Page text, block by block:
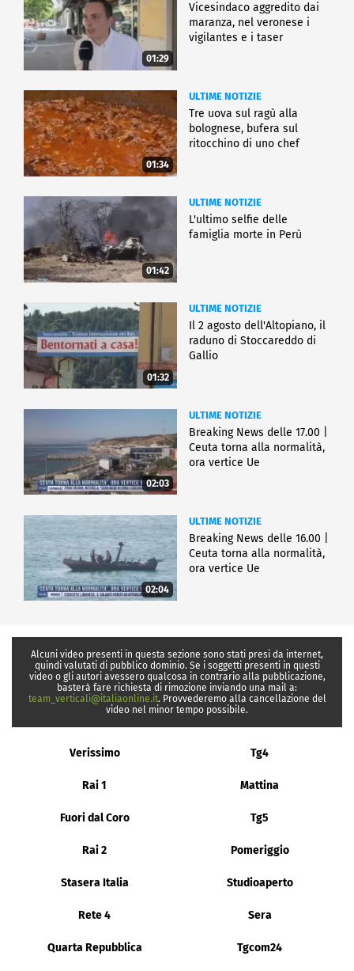
01:29
Vicesindaco aggredito dai
maranza, nel veronese i
vigilantes e i taser
01:34
ULTIME NOTIZIE
Tre uova sul ragù alla
bolognese, bufera sul
ritocchino di uno chef
01:42
ULTIME NOTIZIE
L'ultimo selfie delle
famiglia morte in Perù
01:32
ULTIME NOTIZIE
Il 2 agosto dell'Altopiano, il
raduno di Stoccareddo di
Gallio
02:03
ULTIME NOTIZIE
Breaking News delle 17.00 |
Ceuta torna alla normalità,
ora vertice Ue
02:04
ULTIME NOTIZIE
Breaking News delle 16.00 |
Ceuta torna alla normalità,
ora vertice Ue
Alcuni video presenti in questa sezione sono stati presi da internet,
quindi valutati di pubblico dominio. Se i soggetti presenti in questi
video o gli autori avessero qualcosa in contrario alla pubblicazione,
basterà fare richiesta di rimozione inviando una mail a:
team_verticali@italiaonline.it. Provvederemo alla cancellazione del
video nel minor tempo possibile.
Verissimo Tg4
Rai 1 Mattina
Fuori dal Coro Tg5
Rai 2 Pomeriggio
Stasera Italia Studioaperto
Rete 4 Sera
Quarta Repubblica Tgcom24